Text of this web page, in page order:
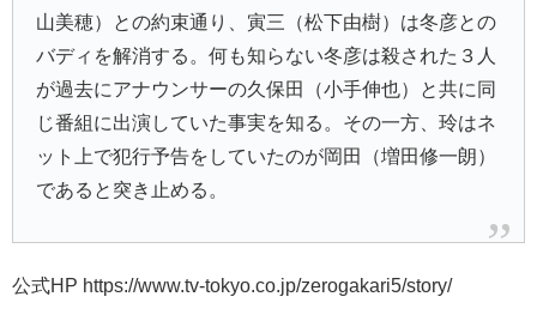
山美穂）との約束通り、寅三（松下由樹）は冬彦との
バディを解消する。何も知らない冬彦は殺された３人
が過去にアナウンサーの久保田（小手伸也）と共に同
じ番組に出演していた事実を知る。その一方、玲はネ
ット上で犯行予告をしていたのが岡田（増田修一朗）
であると突き止める。
公式HP https://www.tv-tokyo.co.jp/zerogakari5/story/